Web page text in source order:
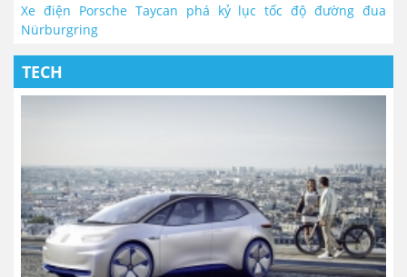
Xe điện Porsche Taycan phá kỷ lục tốc độ đường đua
Nürburgring
TECH